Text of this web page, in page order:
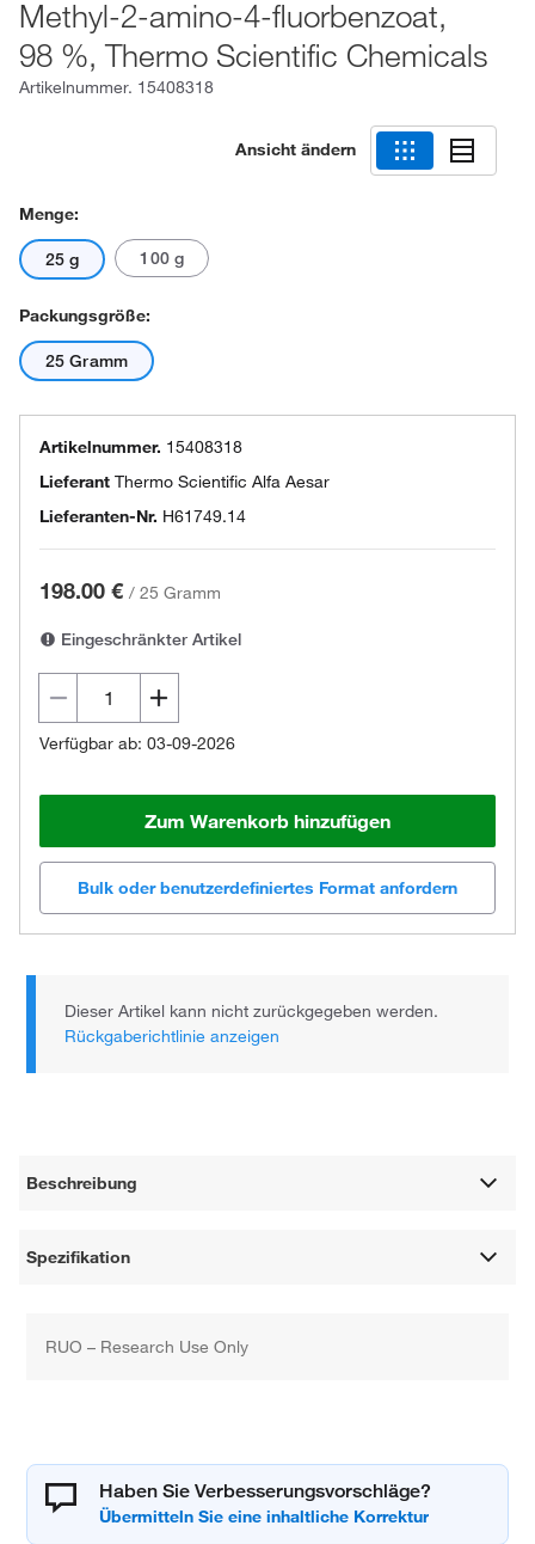
Methyl-2-amino-4-fluorbenzoat,
98 %, Thermo Scientific Chemicals
Artikelnummer. 15408318
Ansicht ändern
Menge:
25 g 100 g
Packungsgröße:
25 Gramm
Artikelnummer. 15408318
Lieferant Thermo Scientific Alfa Aesar
Lieferanten-Nr. H61749.14
198.00 € / 25 Gramm
Eingeschränkter Artikel
Verfügbar ab: 03-09-2026
Zum Warenkorb hinzufügen
Bulk oder benutzerdefiniertes Format anfordern
Dieser Artikel kann nicht zurückgegeben werden.
Rückgaberichtlinie anzeigen
Beschreibung
Spezifikation
RUO – Research Use Only
Haben Sie Verbesserungsvorschläge?